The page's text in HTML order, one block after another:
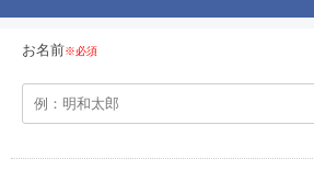
お名前※必須